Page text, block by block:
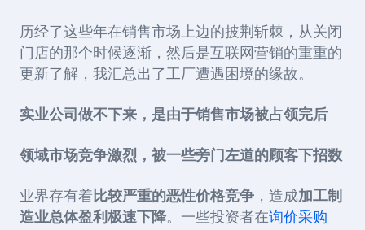
历经了这些年在销售市场上边的披荆斩棘，从关闭
门店的那个时候逐渐，然后是互联网营销的重重的
更新了解，我汇总出了工厂遭遇困境的缘故。
实业公司做不下来，是由于销售市场被占领完后
领域市场竞争激烈，被一些旁门左道的顾客下招数
业界存有着比较严重的恶性价格竞争 ，造成加工制
造业总体盈利极速下降。一些投资者在询价采购